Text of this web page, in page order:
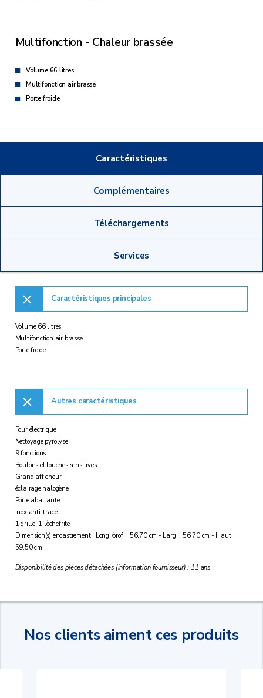
Multifonction - Chaleur brassée
Volume 66 litres
Multifonction air brassé
Porte froide
Caractéristiques
Complémentaires
Téléchargements
Services
Caractéristiques principales
Volume 66 litres
Multifonction air brassé
Porte froide
Autres caractéristiques
Four électrique
Nettoyage pyrolyse
9 fonctions
Boutons et touches sensitives
Grand afficheur
éclairage halogène
Porte abattante
Inox anti-trace
1 grille, 1 lèchefrite
Dimension(s) encastrement : Long./prof. : 56,70 cm - Larg. : 56,70 cm - Haut. :
59,50 cm
Disponibilité des pièces détachées (information fournisseur) : 11 ans
Nos clients aiment ces produits